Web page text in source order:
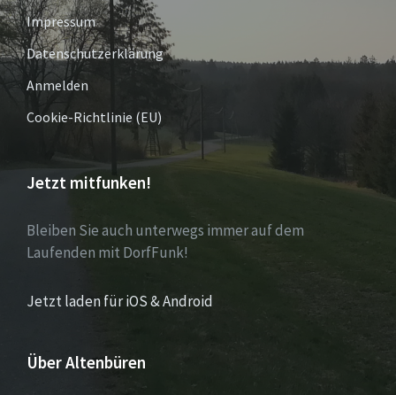
Impressum
Datenschutzerklärung
Anmelden
Cookie-Richtlinie (EU)
Jetzt mitfunken!
Bleiben Sie auch unterwegs immer auf dem
Laufenden mit DorfFunk!
Jetzt laden für iOS & Android
Über Altenbüren